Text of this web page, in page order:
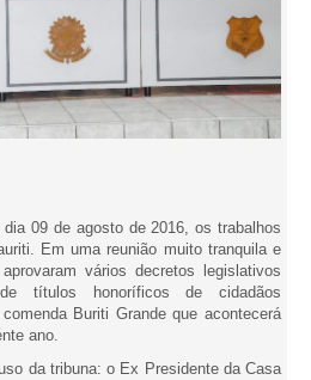
09 de agosto de 2016, os trabalhos
Em uma reunião muito tranquila e
vários decretos legislativos
títulos honoríficos de cidadãos
Buriti Grande que acontecerá
ano.
da tribuna: o Ex Presidente da Casa